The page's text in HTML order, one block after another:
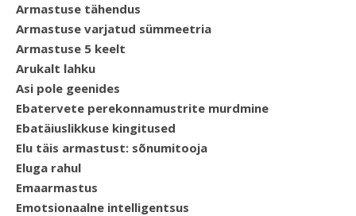
Armastuse tähendus
Armastuse varjatud sümmeetria
Armastuse 5 keelt
Arukalt lahku
Asi pole geenides
Ebatervete perekonnamustrite murdmine
Ebatäiuslikkuse kingitused
Elu täis armastust: sõnumitooja
Eluga rahul
Emaarmastus
Emotsionaalne intelligentsus